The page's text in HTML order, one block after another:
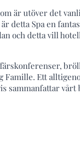
är utöver det
detta Spa en
och detta vill
Famille. Ett
sammanfattar vårt